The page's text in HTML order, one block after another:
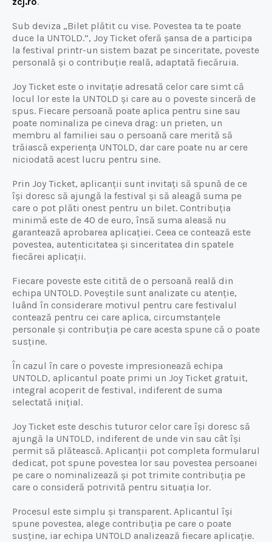
Sub deviza „Bilet plătit cu vise. Povestea ta te poate
duce la UNTOLD.”, Joy Ticket oferă șansa de a participa
la festival printr-un sistem bazat pe sinceritate, poveste
personală și o contribuție reală, adaptată fiecăruia.
Joy Ticket este o invitație adresată celor care simt că
locul lor este la UNTOLD și care au o poveste sinceră de
spus. Fiecare persoană poate aplica pentru sine sau
poate nominaliza pe cineva drag: un prieten, un
membru al familiei sau o persoană care merită să
trăiască experiența UNTOLD, dar care poate nu ar cere
niciodată acest lucru pentru sine.
Prin Joy Ticket, aplicanții sunt invitați să spună de ce
își doresc să ajungă la festival și să aleagă suma pe
care o pot plăti onest pentru un bilet. Contribuția
minimă este de 40 de euro, însă suma aleasă nu
garantează aprobarea aplicației. Ceea ce contează este
povestea, autenticitatea și sinceritatea din spatele
fiecărei aplicații.
Fiecare poveste este citită de o persoană reală din
echipa UNTOLD. Poveștile sunt analizate cu atenție,
luând în considerare motivul pentru care festivalul
contează pentru cei care aplica, circumstanțele
personale și contribuția pe care acesta spune că o poate
susține.
În cazul în care o poveste impresionează echipa
UNTOLD, aplicantul poate primi un Joy Ticket gratuit,
integral acoperit de festival, indiferent de suma
selectată inițial.
Joy Ticket este deschis tuturor celor care își doresc să
ajungă la UNTOLD, indiferent de unde vin sau cât își
permit să plătească. Aplicanții pot completa formularul
dedicat, pot spune povestea lor sau povestea persoanei
pe care o nominalizează și pot trimite contribuția pe
care o consideră potrivită pentru situația lor.
Procesul este simplu și transparent. Aplicantul își
spune povestea, alege contribuția pe care o poate
susține, iar echipa UNTOLD analizează fiecare aplicație.